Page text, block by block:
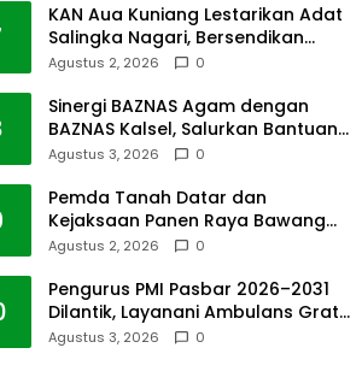
KAN Aua Kuniang Lestarikan Adat
Salingka Nagari, Bersendikan
Kitabullah
Agustus 2, 2026 0
Sinergi BAZNAS Agam dengan
BAZNAS Kalsel, Salurkan Bantuan
Bencana Alam
Agustus 3, 2026 0
Pemda Tanah Datar dan
Kejaksaan Panen Raya Bawang
Merah di Sawah Tangah
Agustus 2, 2026 0
Pengurus PMI Pasbar 2026–2031
Dilantik, Layanani Ambulans Gratis
ke Padang
Agustus 3, 2026 0